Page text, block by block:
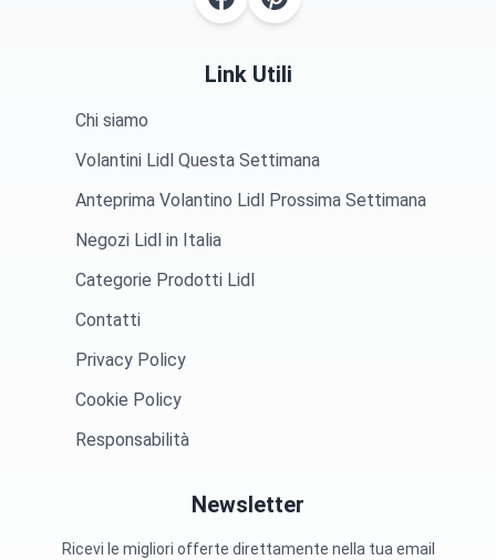
Link Utili
Chi siamo
Volantini Lidl Questa Settimana
Anteprima Volantino Lidl Prossima Settimana
Negozi Lidl in Italia
Categorie Prodotti Lidl
Contatti
Privacy Policy
Cookie Policy
Responsabilità
Newsletter
Ricevi le migliori offerte direttamente nella tua email